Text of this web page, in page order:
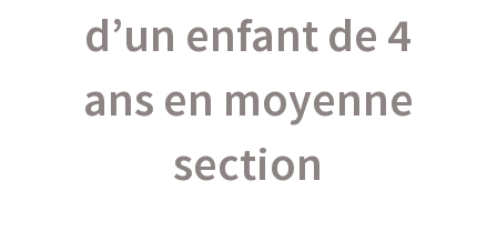
d’un enfant de 4
ans en moyenne
section